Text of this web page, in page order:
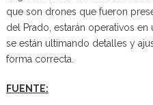
que son drones que fueron
del Prado, estarán operativos
se están ultimando detalles y
forma correcta.
FUENTE: